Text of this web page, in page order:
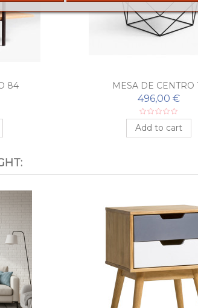
84 MESA DE CENTRO
496,00 €
Add to cart